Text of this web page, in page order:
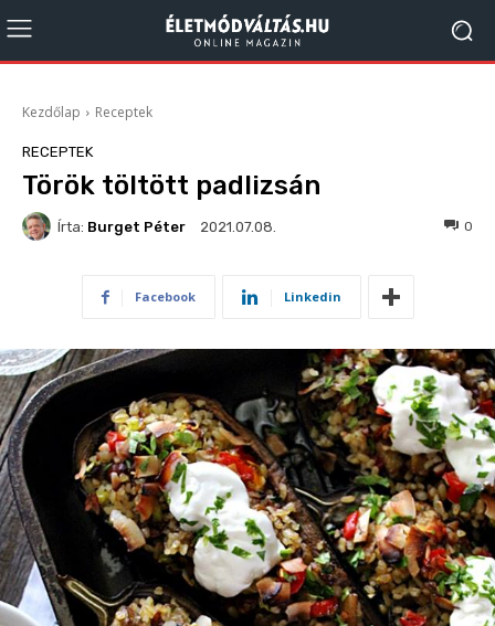
Kezdőlap Receptek
RECEPTEK
Török töltött padlizsán
Írta: Burget Péter 2021.07.08. 0
Facebook Linkedin